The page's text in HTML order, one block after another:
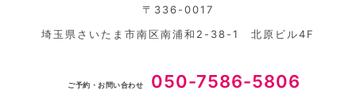
〒336-0017
埼玉県さいたま市南区南浦和2-38-1 北原ビル4F
ご予約・お問い合わせ 050-7586-5806